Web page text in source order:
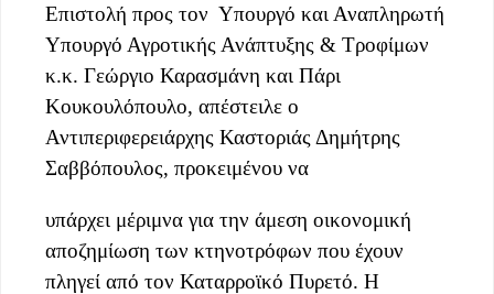
Επιστολή προς τον Υπουργό και Αναπληρωτή
Υπουργό Αγροτικής Ανάπτυξης & Τροφίμων
κ.κ. Γεώργιο Καρασμάνη και Πάρι
Κουκουλόπουλο, απέστειλε ο
Αντιπεριφερειάρχης Καστοριάς Δημήτρης
Σαββόπουλος, προκειμένου να
υπάρχει μέριμνα για την άμεση οικονομική
αποζημίωση των κτηνοτρόφων που έχουν
πληγεί από τον Καταρροϊκό Πυρετό. Η